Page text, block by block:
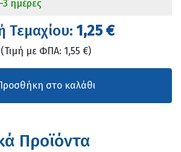
3 ημέρες
Τεμαχίου: 1,25 €
(Τιμή με ΦΠΑ: 1,55 €)
Προϊόντα